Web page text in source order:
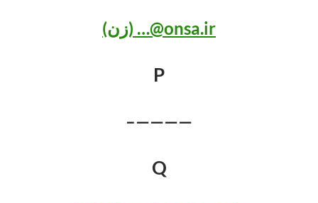
onsa.ir@… (زن)
P
————–
Q